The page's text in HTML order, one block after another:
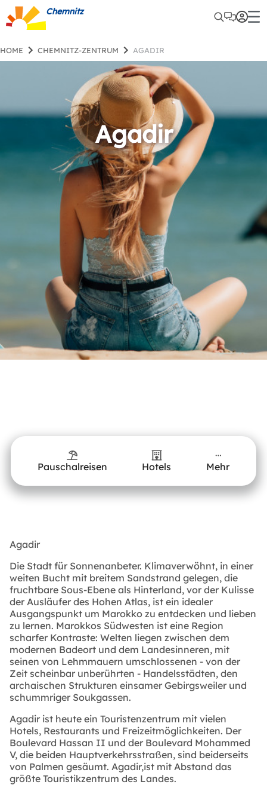
Chemnitz
HOME CHEMNITZ-ZENTRUM AGADIR
Agadir
Pauschalreisen Hotels Mehr
Agadir
Die Stadt für Sonnenanbeter. Klimaverwöhnt, in einer
weiten Bucht mit breitem Sandstrand gelegen, die
fruchtbare Sous-Ebene als Hinterland, vor der Kulisse
der Ausläufer des Hohen Atlas, ist ein idealer
Ausgangspunkt um Marokko zu entdecken und lieben
zu lernen. Marokkos Südwesten ist eine Region
scharfer Kontraste: Welten liegen zwischen dem
modernen Badeort und dem Landesinneren, mit
seinen von Lehmmauern umschlossenen - von der
Zeit scheinbar unberührten - Handelsstädten, den
archaischen Strukturen einsamer Gebirgsweiler und
schummriger Soukgassen.
Agadir ist heute ein Touristenzentrum mit vielen
Hotels, Restaurants und Freizeitmöglichkeiten. Der
Boulevard Hassan II und der Boulevard Mohammed
V, die beiden Hauptverkehrsstraßen, sind beiderseits
von Palmen gesäumt. Agadir,ist mit Abstand das
größte Touristikzentrum des Landes.